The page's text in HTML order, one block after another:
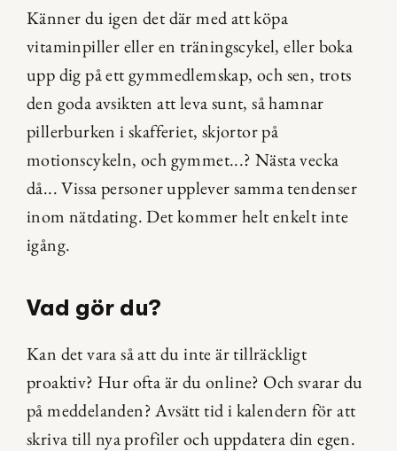
Känner du igen det där med att köpa
vitaminpiller eller en träningscykel, eller boka
upp dig på ett gymmedlemskap, och sen, trots
den goda avsikten att leva sunt, så hamnar
pillerburken i skafferiet, skjortor på
motionscykeln, och gymmet...? Nästa vecka
då... Vissa personer upplever samma tendenser
inom nätdating. Det kommer helt enkelt inte
igång.
Vad gör du?
Kan det vara så att du inte är tillräckligt
proaktiv? Hur ofta är du online? Och svarar du
på meddelanden? Avsätt tid i kalendern för att
skriva till nya profiler och uppdatera din egen.